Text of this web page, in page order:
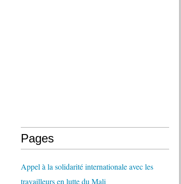
Pages
Appel à la solidarité internationale avec les
travailleurs en lutte du Mali